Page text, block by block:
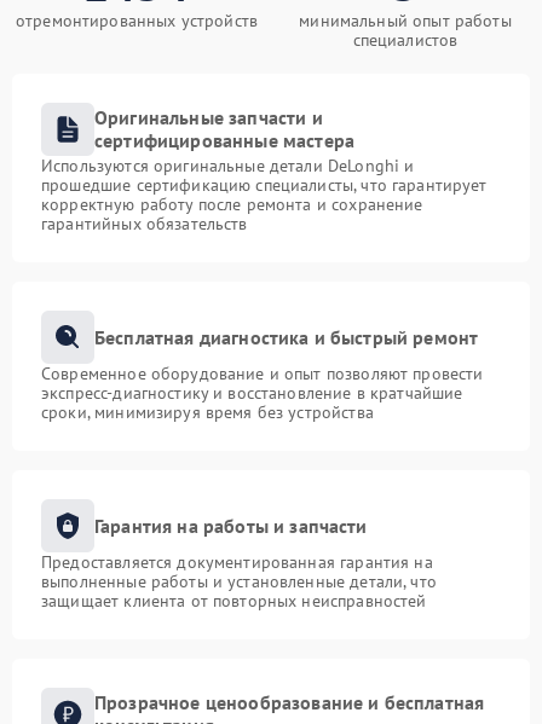
отремонтированных устройств
минимальный опыт работы
специалистов
Оригинальные запчасти и
сертифицированные мастера
Используются оригинальные детали DeLonghi и
прошедшие сертификацию специалисты, что гарантирует
корректную работу после ремонта и сохранение
гарантийных обязательств
Бесплатная диагностика и быстрый ремонт
Современное оборудование и опыт позволяют провести
экспресс-диагностику и восстановление в кратчайшие
сроки, минимизируя время без устройства
Гарантия на работы и запчасти
Предоставляется документированная гарантия на
выполненные работы и установленные детали, что
защищает клиента от повторных неисправностей
Прозрачное ценообразование и бесплатная